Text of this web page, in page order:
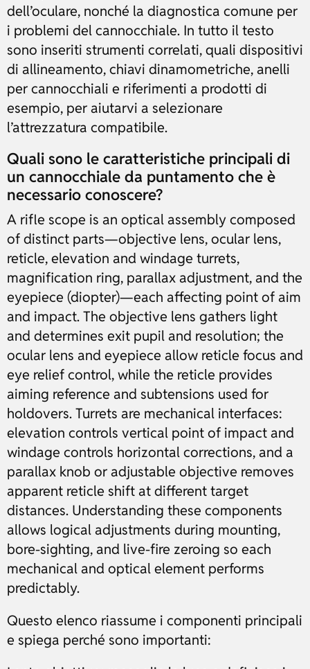
dell’oculare, nonché la diagnostica comune per
i problemi del cannocchiale. In tutto il testo
sono inseriti strumenti correlati, quali dispositivi
di allineamento, chiavi dinamometriche, anelli
per cannocchiali e riferimenti a prodotti di
esempio, per aiutarvi a selezionare
l’attrezzatura compatibile.
Quali sono le caratteristiche principali di
un cannocchiale da puntamento che è
necessario conoscere?
A rifle scope is an optical assembly composed
of distinct parts—objective lens, ocular lens,
reticle, elevation and windage turrets,
magnification ring, parallax adjustment, and the
eyepiece (diopter)—each affecting point of aim
and impact. The objective lens gathers light
and determines exit pupil and resolution; the
ocular lens and eyepiece allow reticle focus and
eye relief control, while the reticle provides
aiming reference and subtensions used for
holdovers. Turrets are mechanical interfaces:
elevation controls vertical point of impact and
windage controls horizontal corrections, and a
parallax knob or adjustable objective removes
apparent reticle shift at different target
distances. Understanding these components
allows logical adjustments during mounting,
bore-sighting, and live-fire zeroing so each
mechanical and optical element performs
predictably.
Questo elenco riassume i componenti principali
e spiega perché sono importanti: